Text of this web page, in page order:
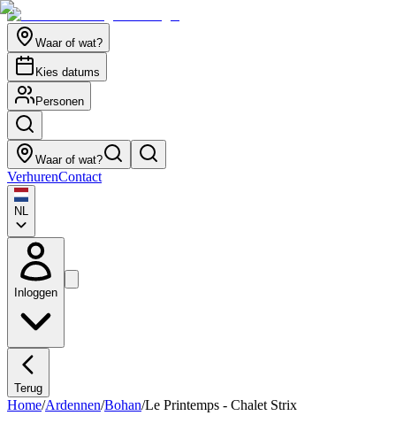
Waar of wat?
Kies datums
Personen
Waar of wat?
VerhurenContact
NL
Inloggen
Terug
Home/Ardennen/Bohan/Le Printemps - Chalet Strix